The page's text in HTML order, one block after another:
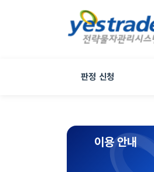
판정 신청
이용 안내